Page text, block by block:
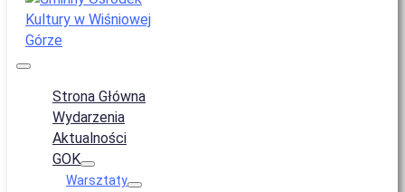
Strona Główna
Wydarzenia
Aktualności
GOK
Warsztaty